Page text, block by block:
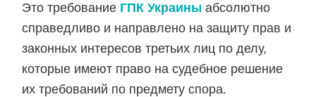
Это требование ГПК Украины абсолютно
справедливо и направлено на защиту прав и
законных интересов третьих лиц по делу,
которые имеют право на судебное решение
их требований по предмету спора.